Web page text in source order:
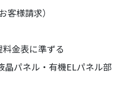
客様請求）
金表に準ずる
パネル・有機ELパネル部